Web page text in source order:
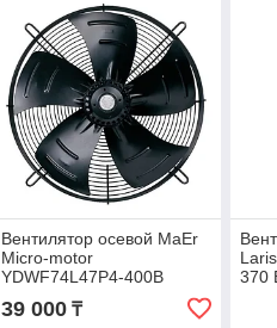
Вентилятор осевой MaEr
Micro-motor
YDWF74L47P4-400B
нагнетание, 4000 м3/час
39 000₸
370